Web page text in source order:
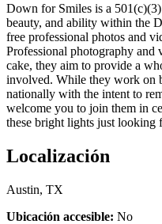
Down for Smiles is a
beauty, and ability within the
free professional photos and
Professional photography
cake, they aim to provide a
involved. While they work on
nationally with the intent to
welcome you to join them in
these bright lights just looking
Localización
Austin, TX
Ubicación accesible: No